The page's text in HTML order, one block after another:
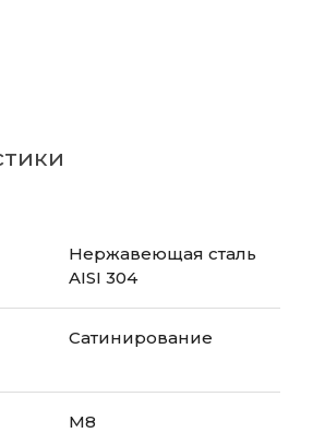
Нержавеющая сталь
AISI 304
Сатинирование
М8